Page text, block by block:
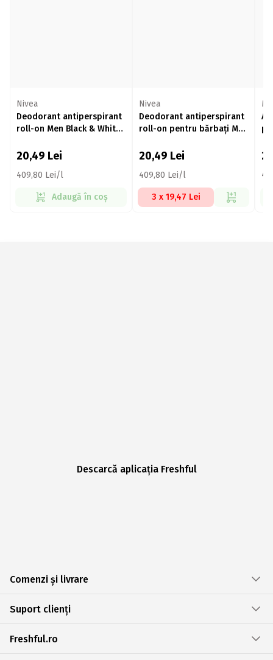
Nivea
Deodorant antiperspirant
roll-on Men Black & White
20,49 Lei
409,80 Lei/l
Adaugă în coș
Nivea
Deodorant antiperspirant
roll-on pentru bărbați Men
20,49 Lei
409,80 Lei/l
3 x 19,47 Lei
Descarcă aplicația Freshful
Comenzi și livrare
Suport clienți
Freshful.ro